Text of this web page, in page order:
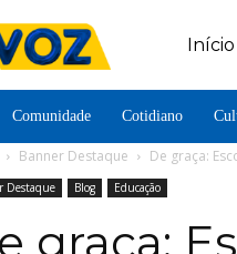
Início
Comunidade Cotidiano
Banner Destaque De graça:
Destaque Blog Educação
graça: